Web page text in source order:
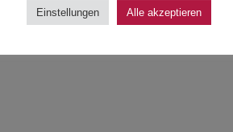
Einstellungen Alle akzeptieren